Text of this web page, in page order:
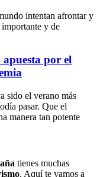
intentan afrontar y
y de
apuesta por el
sido el verano más
pasar. Que el
manera tan potente
tienes muchas
. Aquí te vamos a